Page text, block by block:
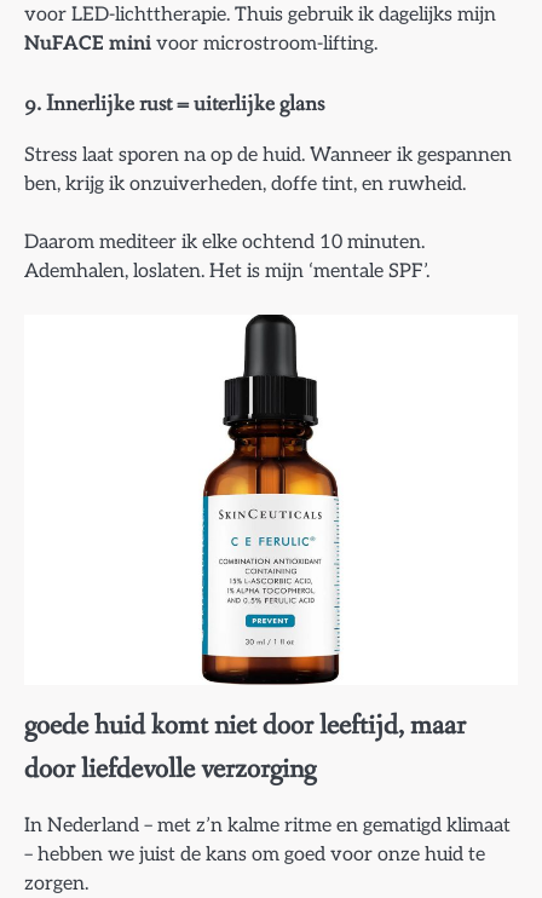
voor LED-lichttherapie. Thuis gebruik ik dagelijks mijn
NuFACE mini voor microstroom-lifting.
9. Innerlijke rust = uiterlijke glans
Stress laat sporen na op de huid. Wanneer ik gespannen
ben, krijg ik onzuiverheden, doffe tint, en ruwheid.
Daarom mediteer ik elke ochtend 10 minuten.
Ademhalen, loslaten. Het is mijn ‘mentale SPF’.
goede huid komt niet door leeftijd, maar
door liefdevolle verzorging
In Nederland – met z’n kalme ritme en gematigd klimaat
– hebben we juist de kans om goed voor onze huid te
zorgen.